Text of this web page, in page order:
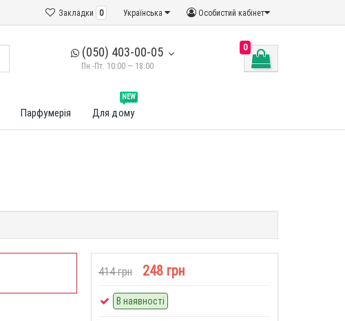
Особистий кабінет
Українська
Закладки 0
(050) 403-00-05
Пн.-Пт. 10:00 — 18:00
0
Парфумерія
NEW
Для дому
414 грн 248 грн
В наявності